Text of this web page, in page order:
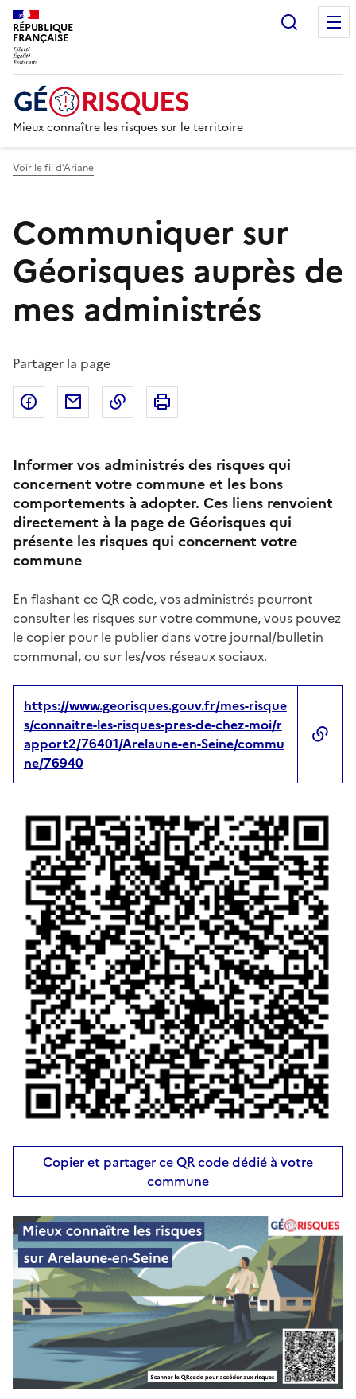
RÉPUBLIQUE
FRANÇAISE
Mieux connaître les risques sur le territoire
Voir le fil d’Ariane
Communiquer sur
Géorisques auprès de
mes administrés
Partager la page
Partager sur Facebook
Partager par emailCopier dans le presse-papier
Informer vos administrés des risques qui
concernent votre commune et les bons
comportements à adopter. Ces liens renvoient
directement à la page de Géorisques qui
présente les risques qui concernent votre
commune
En flashant ce QR code, vos administrés pourront
consulter les risques sur votre commune, vous pouvez
le copier pour le publier dans votre journal/bulletin
communal, ou sur les/vos réseaux sociaux.
https://www.georisques.gouv.fr/mes-risque
s/connaitre-les-risques-pres-de-chez-moi/r
apport2/76401/Arelaune-en-Seine/commu
ne/76940
Copier et partager ce QR code dédié à votre
commune